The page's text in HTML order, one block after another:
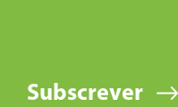
Subscrever